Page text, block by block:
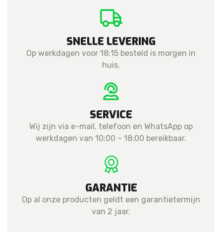
SNELLE LEVERING
Op werkdagen voor 18:15 besteld is morgen in
huis.
SERVICE
Wij zijn via e-mail, telefoon en WhatsApp op
werkdagen van 10:00 – 18:00 bereikbaar.
GARANTIE
Op al onze producten geldt een garantietermijn
van 2 jaar.